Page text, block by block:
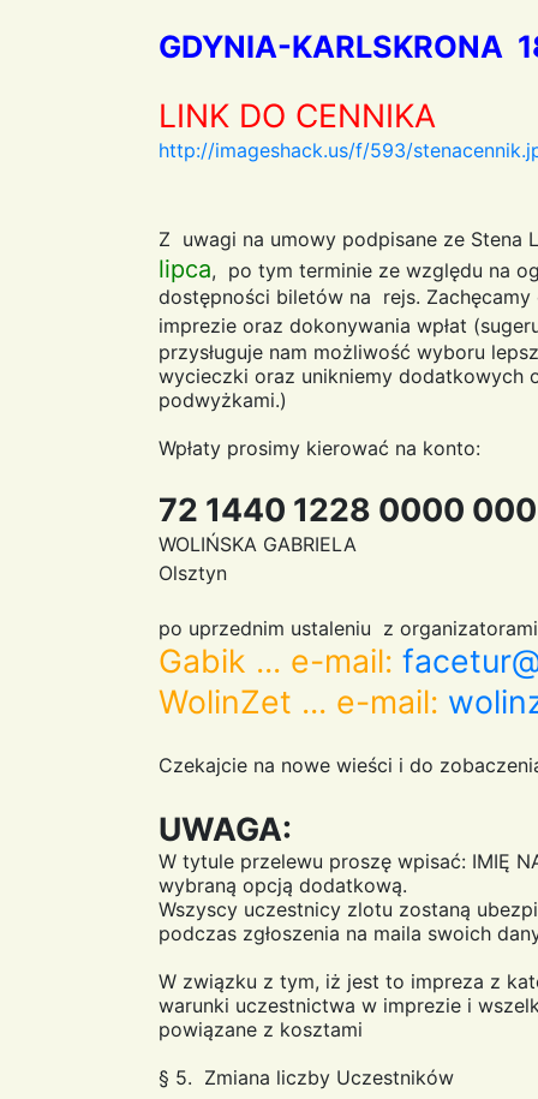
GDYNIA-KARLSKRONA
LINK DO CENNIKA
http://imageshack.us/f/593/
Z uwagi na umowy podpisane ze Stena
lipca, po tym terminie ze względu na
dostępności biletów na rejs.
imprezie oraz dokonywania wpłat
przysługuje nam możliwość wyboru
wycieczki oraz unikniemy dodatkowych
podwyżkami.)
Wpłaty prosimy kierować na konto:
72 1440 1228 0000
WOLIŃSKA GABRIELA
Olsztyn
po uprzednim ustaleniu z
Gabik ... e-mail:
WolinZet ... e-mail:
Czekajcie na nowe wieści i do
UWAGA:
W tytule przelewu proszę wpisać: IMIĘ
wybraną opcją dodatkową.
Wszyscy uczestnicy zlotu zostaną
podczas zgłoszenia na maila swoich
W związku z tym, iż jest to impreza z
warunki uczestnictwa w imprezie i
powiązane z kosztami
§ 5. Zmiana liczby Uczestników